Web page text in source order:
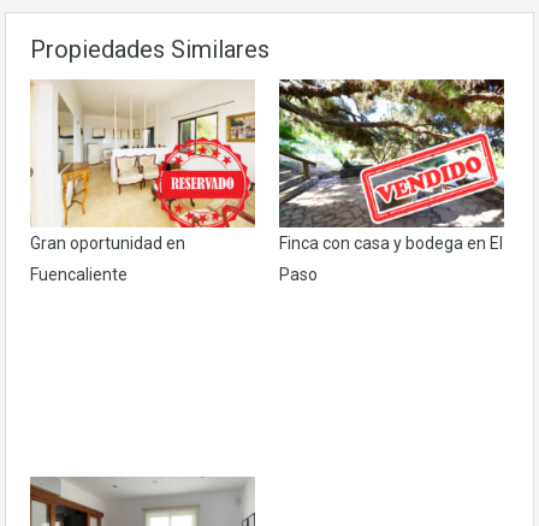
Propiedades Similares
Gran oportunidad en
Fuencaliente
Finca con casa y bodega en El
Paso